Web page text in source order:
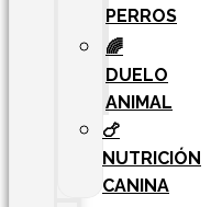
PERROS
🌈
DUELO
ANIMAL
🍗
NUTRICIÓN
CANINA